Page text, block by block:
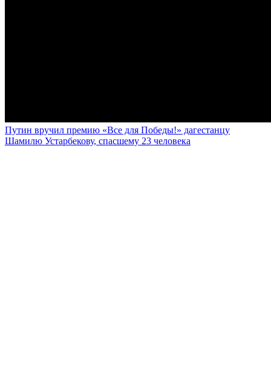
Путин вручил премию «Все для Победы!» дагестанцу
Шамилю Устарбекову, спасшему 23 человека